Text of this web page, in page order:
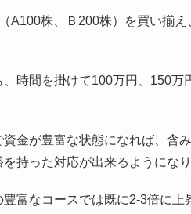
A100株、Ｂ200株）を買い揃
時間を掛けて100万円、150
金が豊富な状態になれば、含
持った対応が出来るようになり
富なコースでは既に2-3倍に